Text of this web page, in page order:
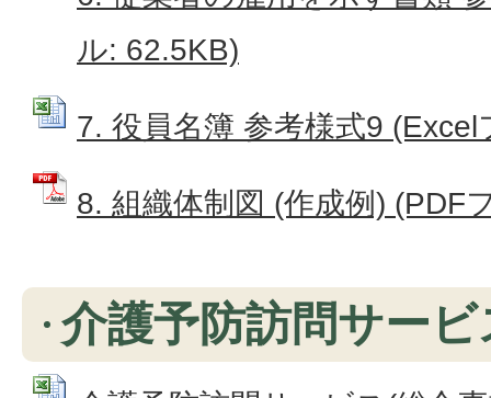
ル: 62.5KB)
7. 役員名簿 参考様式9
8. 組織体制図 (作成例) (PDF
介護予防訪問サー